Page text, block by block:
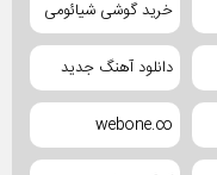
خرید گوشی شیائومی
دانلود آهنگ جدید
webone.co